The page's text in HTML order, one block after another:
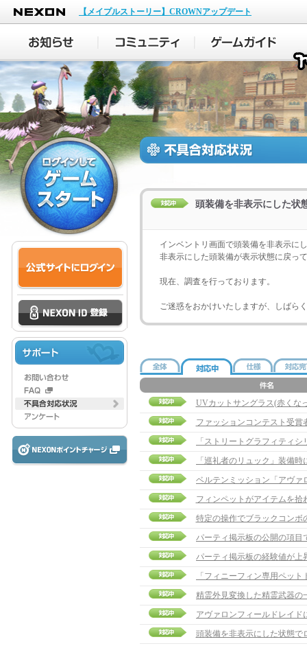
NEXON
【メイプルストーリー】CROWNアップデート
頭装備を非表示にした状
インベントリ画面で頭装備を非表示に
非表示にした頭装備が表示状態に戻っ
現在、調査を行っております。
ご迷惑をおかけいたしますが、しばら
UVカットサングラス(赤くな
ファッションコンテスト受
フィンペットがアイテムを拾
特定の操作でブラックコンボ
パーティ掲示板の公開の項目
頭装備を非表示にした状態で